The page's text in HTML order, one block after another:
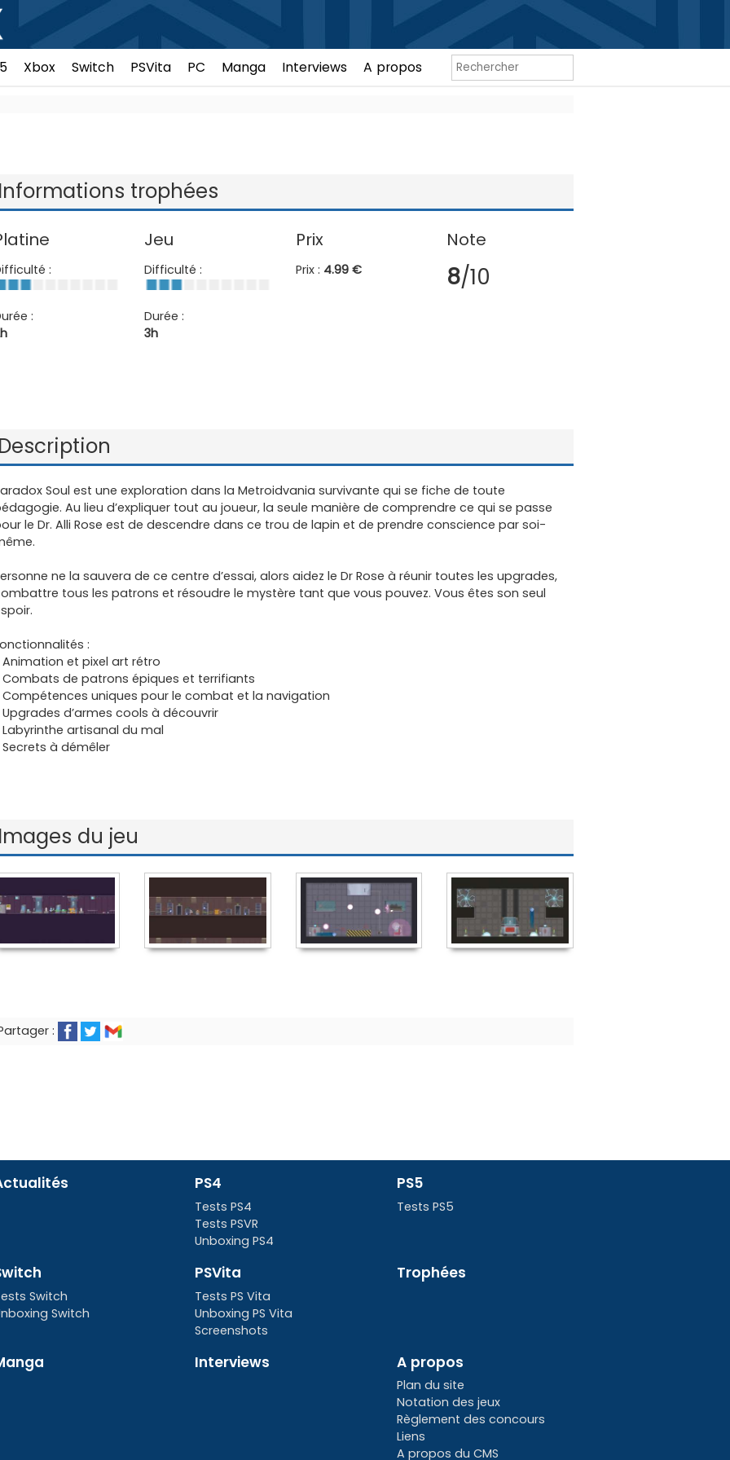
Xbox Switch PSVita PC Manga Interviews A propos
trophées
:
:
Jeu
Difficulté :
Durée :
3h
Prix
Prix : 4.99 €
Note
8/10
Soul est une exploration dans la Metroidvania survivante qui se fiche de toute
Au lieu d’expliquer tout au joueur, la seule manière de comprendre ce qui se passe
le Dr. Alli Rose est de descendre dans ce trou de lapin et de prendre conscience par soi-
ne la sauvera de ce centre d’essai, alors aidez le Dr Rose à réunir toutes les upgrades,
tous les patrons et résoudre le mystère tant que vous pouvez. Vous êtes son seul
:
et pixel art rétro
de patrons épiques et terrifiants
uniques pour le combat et la navigation
d’armes cools à découvrir
artisanal du mal
à démêler
du jeu
:
PS4
Tests PS4
Tests PSVR
Unboxing PS4
PS5
Tests PS5
Switch
Switch
PSVita
Tests PS Vita
Unboxing PS Vita
Screenshots
Trophées
Interviews A propos
Plan du site
Notation des jeux
Règlement des concours
Liens
A propos du CMS